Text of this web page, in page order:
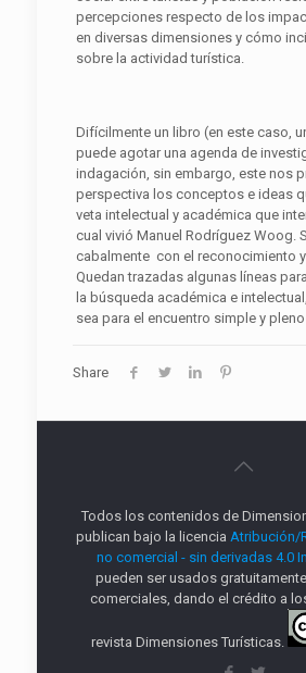
percepciones respecto de los
en diversas dimensiones y cómo
sobre la actividad turística.
Difícilmente un libro (en este caso,
puede agotar una agenda de
indagación, sin embargo, este nos
perspectiva los conceptos e ideas
veta intelectual y académica que
cual vivió Manuel Rodríguez Woog.
cabalmente con el reconocimiento y
Quedan trazadas algunas líneas
la búsqueda académica e
sea para el encuentro simple y
Share
Todos los contenidos de
publican bajo la licencia Atribución/
no comercial - sin derivadas 4.0
pueden ser usados
comerciales, dando el crédito a
revista Dimensiones Turísticas.